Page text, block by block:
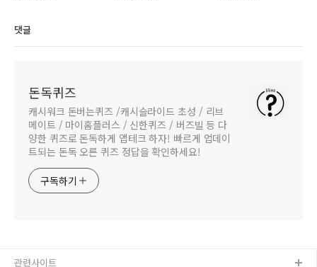
댓글
돈독퀴즈
캐시워크 돈버는퀴즈 /캐시슬라이드 초성 / 리브
메이트 / 마이홈플러스 / 신한퀴즈 / 버즈빌 등 다
양한 퀴즈로 돈독하게 앱테크 하자! 빠르게 업데이
트되는 돈독 오른 퀴즈 정답을 확인하세요!
구독하기
관련사이트